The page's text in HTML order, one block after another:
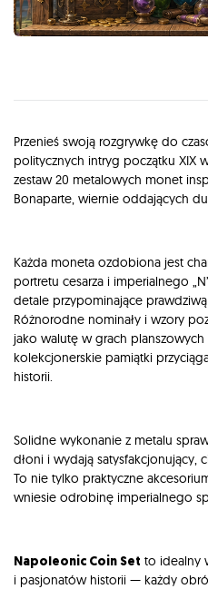
Opis
Przenieś swoją rozgrywkę do
politycznych intryg początku XIX
zestaw 20 metalowych monet
Bonaparte, wiernie oddających
Każda moneta ozdobiona jest
portretu cesarza i imperialnego
detale przypominające
Różnorodne nominały i wzory
jako walutę w grach planszowych
kolekcjonerskie pamiątki
historii.
Solidne wykonanie z metalu
dłoni i wydają satysfakcjonujący,
To nie tylko praktyczne
wniesie odrobinę imperialnego
Napoleonic Coin Set to idealny
i pasjonatów historii — każdy